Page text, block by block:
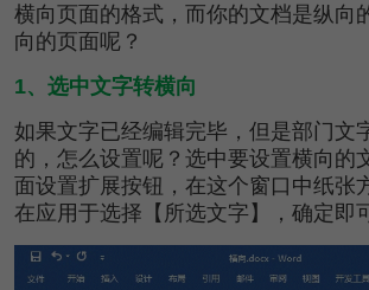
横向页面的格式，而你的文档是纵向
向的页面呢？
1、选中文字转横向
如果文字已经编辑完毕，但是部门文
的，怎么设置呢？选中要设置横向的
面设置扩展按钮，在这个窗口中纸张
在应用于选择【所选文字】，确定即